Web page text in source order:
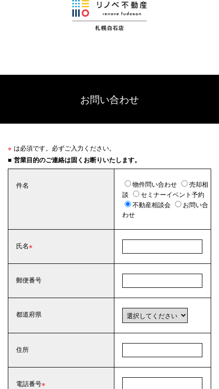
お問い合わせ
※ は必須です。必ずご入力ください。
■ 営業目的のご連絡は固くお断りいたします。
件名 物件問い合わせ
売却相
談
セミナーイベント予約
不動産相談会
お問い合
わせ
氏名
郵便番号
都道府県
住所
電話番号